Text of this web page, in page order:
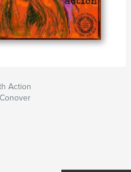
Action